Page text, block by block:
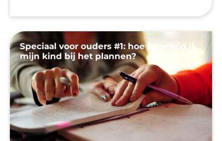
Speciaal voor ouders #1: hoe begeleid ik
mijn kind bij het plannen?